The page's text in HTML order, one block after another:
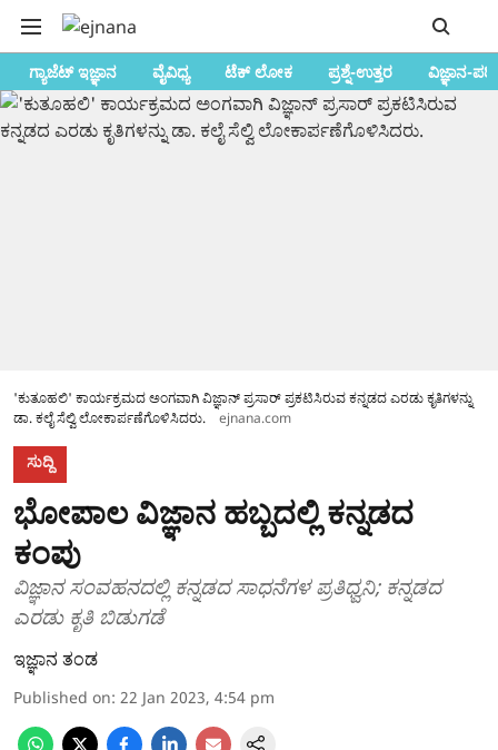
ಗ್ಯಾಜೆಟ್ ಇಜ್ಞಾನ ವೈವಿಧ್ಯ ಟೆಕ್ ಲೋಕ ಪ್ರಶ್ನೆ-ಉತ್ತರ ವಿಜ್ಞಾನ-
'ಕುತೂಹಲಿ' ಕಾರ್ಯಕ್ರಮದ ಅಂಗವಾಗಿ ವಿಜ್ಞಾನ್ ಪ್ರಸಾರ್ ಪ್ರಕಟಿಸಿರುವ ಕನ್ನಡದ ಎರಡು ಕೃತಿಗಳನ್ನು
ಡಾ. ಕಲೈ ಸೆಲ್ವಿ ಲೋಕಾರ್ಪಣೆಗೊಳಿಸಿದರು.
ejnana.com
ಸುದ್ದಿ
ಭೋಪಾಲ ವಿಜ್ಞಾನ ಹಬ್ಬದಲ್ಲಿ ಕನ್ನಡದ
ಕಂಪು
ವಿಜ್ಞಾನ ಸಂವಹನದಲ್ಲಿ ಕನ್ನಡದ ಸಾಧನೆಗಳ ಪ್ರತಿಧ್ವನಿ; ಕನ್ನಡದ
ಎರಡು ಕೃತಿ ಬಿಡುಗಡೆ
ಇಜ್ಞಾನ ತಂಡ
Published on: 22 Jan 2023, 4:54 pm